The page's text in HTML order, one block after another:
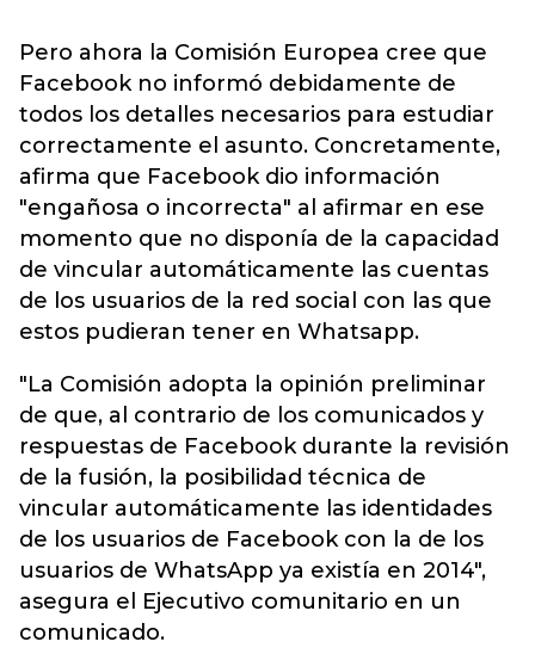
Pero ahora la Comisión Europea cree que
Facebook no informó debidamente de
todos los detalles necesarios para estudiar
correctamente el asunto. Concretamente,
afirma que Facebook dio información
"engañosa o incorrecta" al afirmar en ese
momento que no disponía de la capacidad
de vincular automáticamente las cuentas
de los usuarios de la red social con las que
estos pudieran tener en Whatsapp.
"La Comisión adopta la opinión preliminar
de que, al contrario de los comunicados y
respuestas de Facebook durante la revisión
de la fusión, la posibilidad técnica de
vincular automáticamente las identidades
de los usuarios de Facebook con la de los
usuarios de WhatsApp ya existía en 2014",
asegura el Ejecutivo comunitario en un
comunicado.